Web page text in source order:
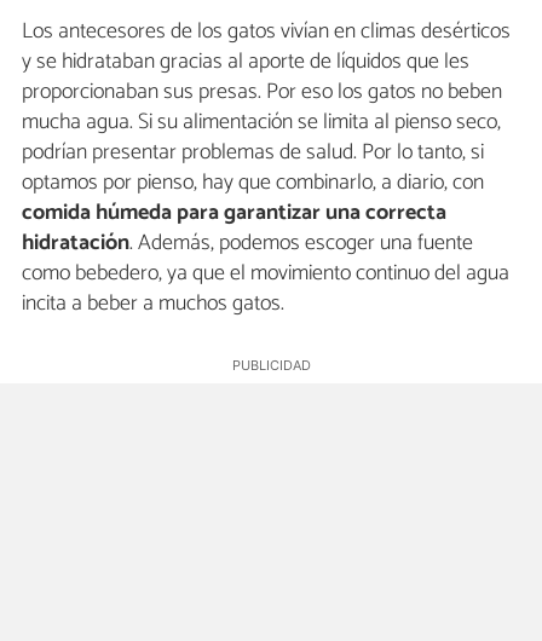
Los antecesores de los gatos vivían en climas desérticos
y se hidrataban gracias al aporte de líquidos que les
proporcionaban sus presas. Por eso los gatos no beben
mucha agua. Si su alimentación se limita al pienso seco,
podrían presentar problemas de salud. Por lo tanto, si
optamos por pienso, hay que combinarlo, a diario, con
comida húmeda para garantizar una correcta
hidratación. Además, podemos escoger una fuente
como bebedero, ya que el movimiento continuo del agua
incita a beber a muchos gatos.